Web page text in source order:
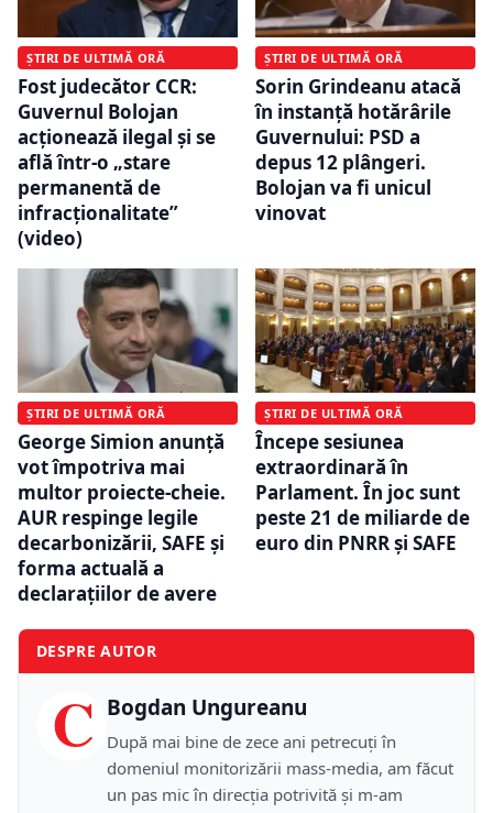
ȘTIRI DE ULTIMĂ ORĂ
Fost judecător CCR:
Guvernul Bolojan
acționează ilegal și se
află într-o „stare
permanentă de
infracționalitate”
(video)
ȘTIRI DE ULTIMĂ ORĂ
Sorin Grindeanu atacă
în instanță hotărârile
Guvernului: PSD a
depus 12 plângeri.
Bolojan va fi unicul
vinovat
ȘTIRI DE ULTIMĂ ORĂ
George Simion anunță
vot împotriva mai
multor proiecte-cheie.
AUR respinge legile
decarbonizării, SAFE și
forma actuală a
declarațiilor de avere
ȘTIRI DE ULTIMĂ ORĂ
Începe sesiunea
extraordinară în
Parlament. În joc sunt
peste 21 de miliarde de
euro din PNRR și SAFE
DESPRE AUTOR
C Bogdan Ungureanu
După mai bine de zece ani petrecuţi în
domeniul monitorizării mass-media, am făcut
un pas mic în direcţia potrivită şi m-am